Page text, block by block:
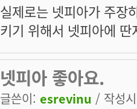
실제로는 넷피아가 주
키기 위해서 넷피아에
넷피아 좋아요.
글쓴이: esrevinu / 작성